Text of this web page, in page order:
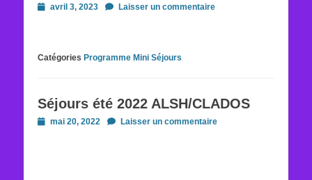
Postedavril 3, 2023 Laisser un commentaire
Catégories Programme Mini Séjours
Séjours été 2022 ALSH/CLADOS
Postedmai 20, 2022 Laisser un commentaire